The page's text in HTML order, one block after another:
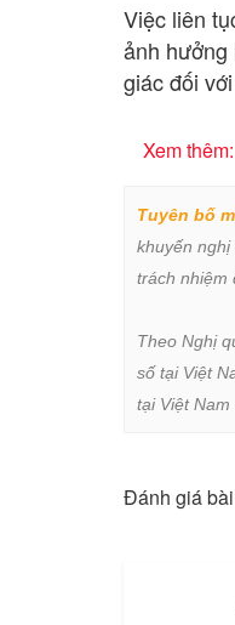
Việc liên
ảnh hưởng
giác đối
Xem thêm:
Tuyên bố
khuyến
trách nhiệm
Theo Nghị
số tại Việt
tại Việt
Đánh giá